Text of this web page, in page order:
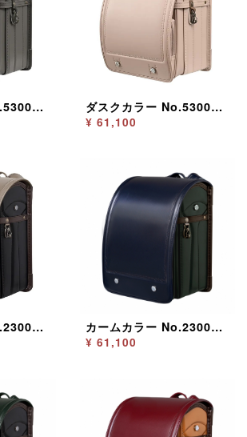
ダスクカラー No.5300 ダスクグレー ダスクカラー No.5300 ペールトープ
¥ 61,100
カームカラー No.2300 カームグレージュ カームカラー No.2300 カームネイビー
¥ 61,100